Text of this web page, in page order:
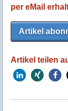
per eMail
Artikel
Artikel teilen